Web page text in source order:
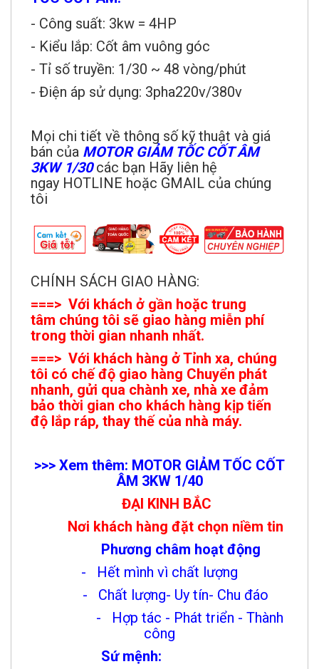
- Công suất: 3kw = 4HP
- Kiểu lắp: Cốt âm vuông góc
- Tỉ số truyền: 1/30 ~ 48 vòng/phút
- Điện áp sử dụng: 3pha220v/380v
Mọi chi tiết về thông số kỹ thuật và giá
bán của MOTOR GIẢM TỐC CỐT ÂM
3KW 1/30 các bạn Hãy liên hệ
ngay HOTLINE hoặc GMAIL của chúng
tôi
CHÍNH SÁCH GIAO HÀNG:
===> Với khách ở gần hoặc trung
tâm chúng tôi sẽ giao hàng miễn phí
trong thời gian nhanh nhất.
===> Với khách hàng ở Tỉnh xa, chúng
tôi có chế độ giao hàng Chuyển phát
nhanh, gửi qua chành xe, nhà xe đảm
bảo thời gian cho khách hàng kịp tiến
độ lắp ráp, thay thế của nhà máy.
>>> Xem thêm: MOTOR GIẢM TỐC CỐT
ÂM 3KW 1/40
ĐẠI KINH BẮC
Nơi khách hàng đặt chọn niềm tin
Phương châm hoạt động
- Hết mình vì chất lượng
- Chất lượng- Uy tín- Chu đáo
- Hợp tác - Phát triển - Thành
công
Sứ mệnh: